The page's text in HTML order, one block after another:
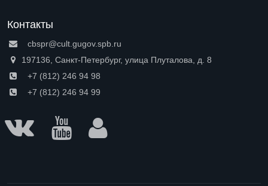
Контакты
cbspr@cult.gugov.spb.ru
197136, Санкт-Петербург, улица Плуталова, д. 8
+7 (812) 246 94 98
+7 (812) 246 94 99